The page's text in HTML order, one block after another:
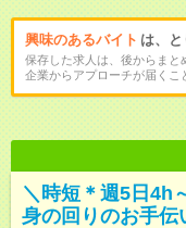
興味のあるバイト は、
保存した求人は、後からまと
企業からアプローチが届くこ
＼時短＊週5日4h
身の回りのお手伝